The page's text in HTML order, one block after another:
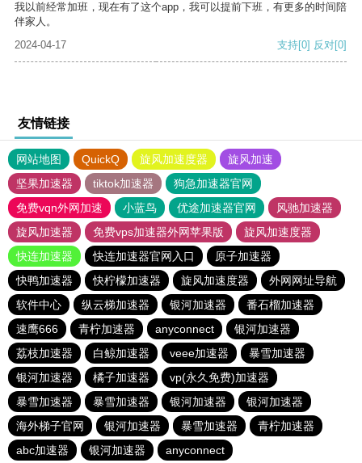
我以前经常加班，现在有了这个app，我可以提前下班，有更多的时间陪
伴家人。
2024-04-17
支持[0] 反对[0]
友情链接
网站地图 QuickQ 旋风加速度器
旋风加速
坚果加速器
tiktok加速器
狗急加速器官网
免费vqn外网加速
小蓝鸟 优途加速器官网
风驰加速器
旋风加速器
免费vps加速器外网苹果版
旋风加速度器
快连加速器
快连加速器官网入口
原子加速器
快鸭加速器
快柠檬加速器 旋风加速度器
外网网址导航
软件中心
纵云梯加速器 银河加速器
番石榴加速器
速鹰666
青柠加速器 anyconnect
银河加速器
荔枝加速器
白鲸加速器 veee加速器
暴雪加速器
银河加速器
橘子加速器
vp(永久免费)加速器
暴雪加速器
暴雪加速器 银河加速器
银河加速器
海外梯子官网
银河加速器 暴雪加速器
青柠加速器
abc加速器
银河加速器 anyconnect